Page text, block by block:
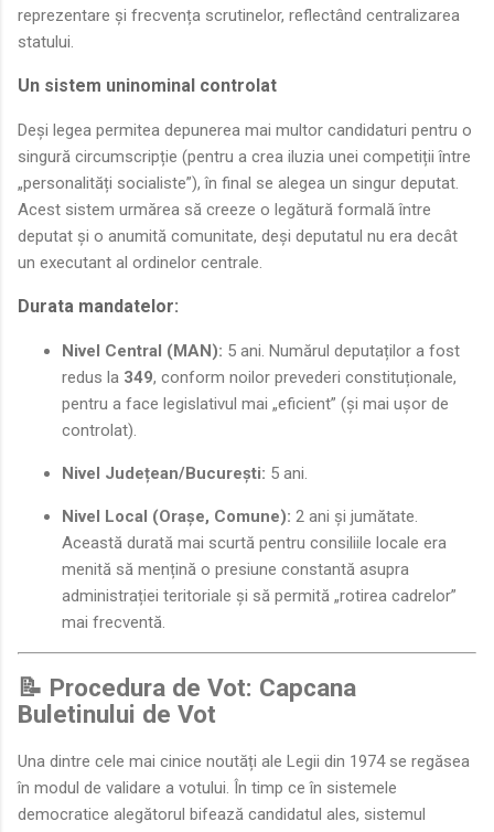
reprezentare și frecvența scrutinelor, reflectând centralizarea
statului.
Un sistem uninominal controlat
Deși legea permitea depunerea mai multor candidaturi pentru o
singură circumscripție (pentru a crea iluzia unei competiții între
„personalități socialiste”), în final se alegea un singur deputat.
Acest sistem urmărea să creeze o legătură formală între
deputat și o anumită comunitate, deși deputatul nu era decât
un executant al ordinelor centrale.
Durata mandatelor:
Nivel Central (MAN): 5 ani. Numărul deputaților a fost
redus la 349, conform noilor prevederi constituționale,
pentru a face legislativul mai „eficient” (și mai ușor de
controlat).
Nivel Județean/București: 5 ani.
Nivel Local (Orașe, Comune): 2 ani și jumătate.
Această durată mai scurtă pentru consiliile locale era
menită să mențină o presiune constantă asupra
administrației teritoriale și să permită „rotirea cadrelor”
mai frecventă.
📝 Procedura de Vot: Capcana
Buletinului de Vot
Una dintre cele mai cinice noutăți ale Legii din 1974 se regăsea
în modul de validare a votului. În timp ce în sistemele
democratice alegătorul bifează candidatul ales, sistemul